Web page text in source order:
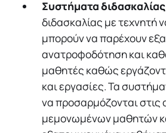
Συστήματα
διδασκαλίας με τεχνητή
μπορούν να παρέχουν
ανατροφοδότηση και
μαθητές καθώς
και εργασίες. Τα
να προσαρμόζονται στις
μεμονωμένων μαθητών